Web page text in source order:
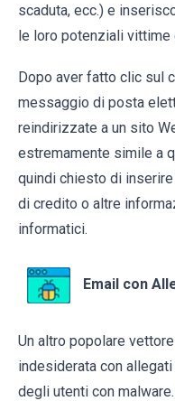
scaduta, ecc.) e
le loro potenziali vittime
Dopo aver fatto clic sul
messaggio di posta
reindirizzate a un sito
estremamente simile a
quindi chiesto di
di credito o altre
informatici.
Email con
Un altro popolare
indesiderata con
degli utenti con